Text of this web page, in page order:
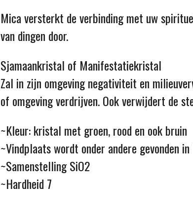
Mica versterkt de verbinding met uw
van dingen door.
Sjamaankristal of Manifestatiekristal
Zal in zijn omgeving negativiteit en
of omgeving verdrijven. Ook verwijdert de
~Kleur: kristal met groen, rood en ook bruin
~Vindplaats wordt onder andere gevonden
~Samenstelling SiO2
~Hardheid 7